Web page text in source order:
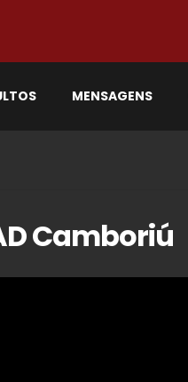
MENSAGENS
Camboriú